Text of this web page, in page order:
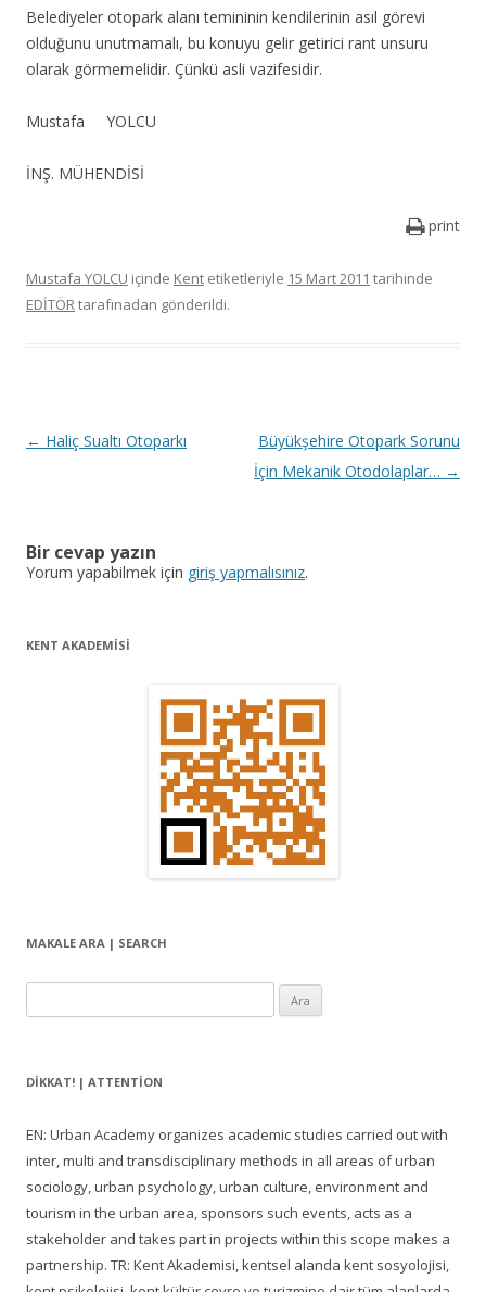
Belediyeler otopark alanı temininin kendilerinin asıl görevi
olduğunu unutmamalı, bu konuyu gelir getirici rant unsuru
olarak görmemelidir. Çünkü asli vazifesidir.
Mustafa YOLCU
İNŞ. MÜHENDİSİ
print
Mustafa YOLCU içinde Kent etiketleriyle 15 Mart 2011 tarihinde
EDİTÖRtarafınadan gönderildi.
Y
d
a
← Haliç Sualtı Otoparkı
Büyükşehire Otopark Sorunu
İçin Mekanik Otodolaplar… →
Bir cevap yazın
Yorum yapabilmek için giriş yapmalısınız.
KENT AKADEMİSİ
MAKALE ARA | SEARCH
DIKKAT! | ATTENTION
EN: Urban Academy organizes academic studies carried out with
inter, multi and transdisciplinary methods in all areas of urban
sociology, urban psychology, urban culture, environment and
tourism in the urban area, sponsors such events, acts as a
stakeholder and takes part in projects within this scope makes a
partnership. TR: Kent Akademisi, kentsel alanda kent sosyolojisi,